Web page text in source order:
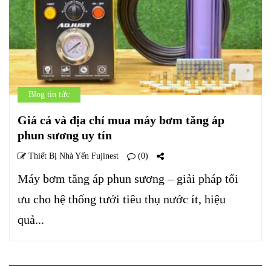
Blog tin tức
Giá cả và địa chỉ mua máy bơm tăng áp
phun sương uy tín
Thiết Bị Nhà Yến Fujinest (0)
Máy bơm tăng áp phun sương – giải pháp tối
ưu cho hệ thống tưới tiêu thụ nước ít, hiệu
quả...